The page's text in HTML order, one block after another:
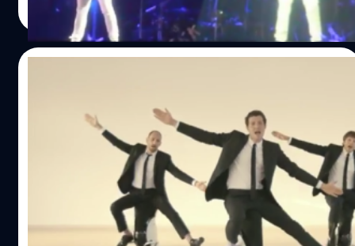
Read More
เพลงใหม่จากวง OK GO
คือต้องยอมรับแล้วว่าเมื่อไหร่ที่วง OK GO ปล่อยซิงเกิ้ลใหม่
ออกมา ทุกคนจะคอยดูว่าจะทำมิวสิควิดีโออะไรออกมา เพราะ
ทุกเพลงของวงนี้จะมีเทคนิคการถ่ายทำที่สุดแปลกแหวกแนว
และทำให้ได้ภาพที่เล่าเรื่องราวได้อย่างน่าจับตามองไปตลอด
ทั้งเพลง และนี่คือ MV ตัวใหม่ล่าสุดจากวงนี้
| 4302 days ago